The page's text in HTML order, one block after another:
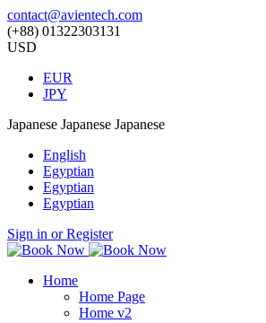
contact@avientech.com
(+88) 01322303131
USD
EUR
JPY
Japanese Japanese Japanese
English
Egyptian
Egyptian
Egyptian
Sign in or Register
Home
Home Page
Home v2